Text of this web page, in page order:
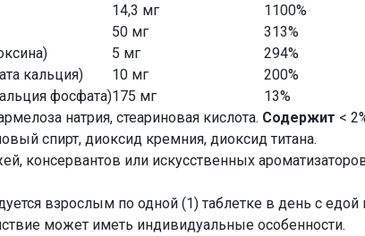
14,3 мг
1100%
50 мг
313%
5 мг
294%
кальция)
10 мг
200%
фосфата)175 мг
13%
натрия, стеариновая кислота. Содержит <
спирт, диоксид кремния, диоксид титана.
консервантов или искусственных
взрослым по одной (1) таблетке в день с едой
может иметь индивидуальные особенности.